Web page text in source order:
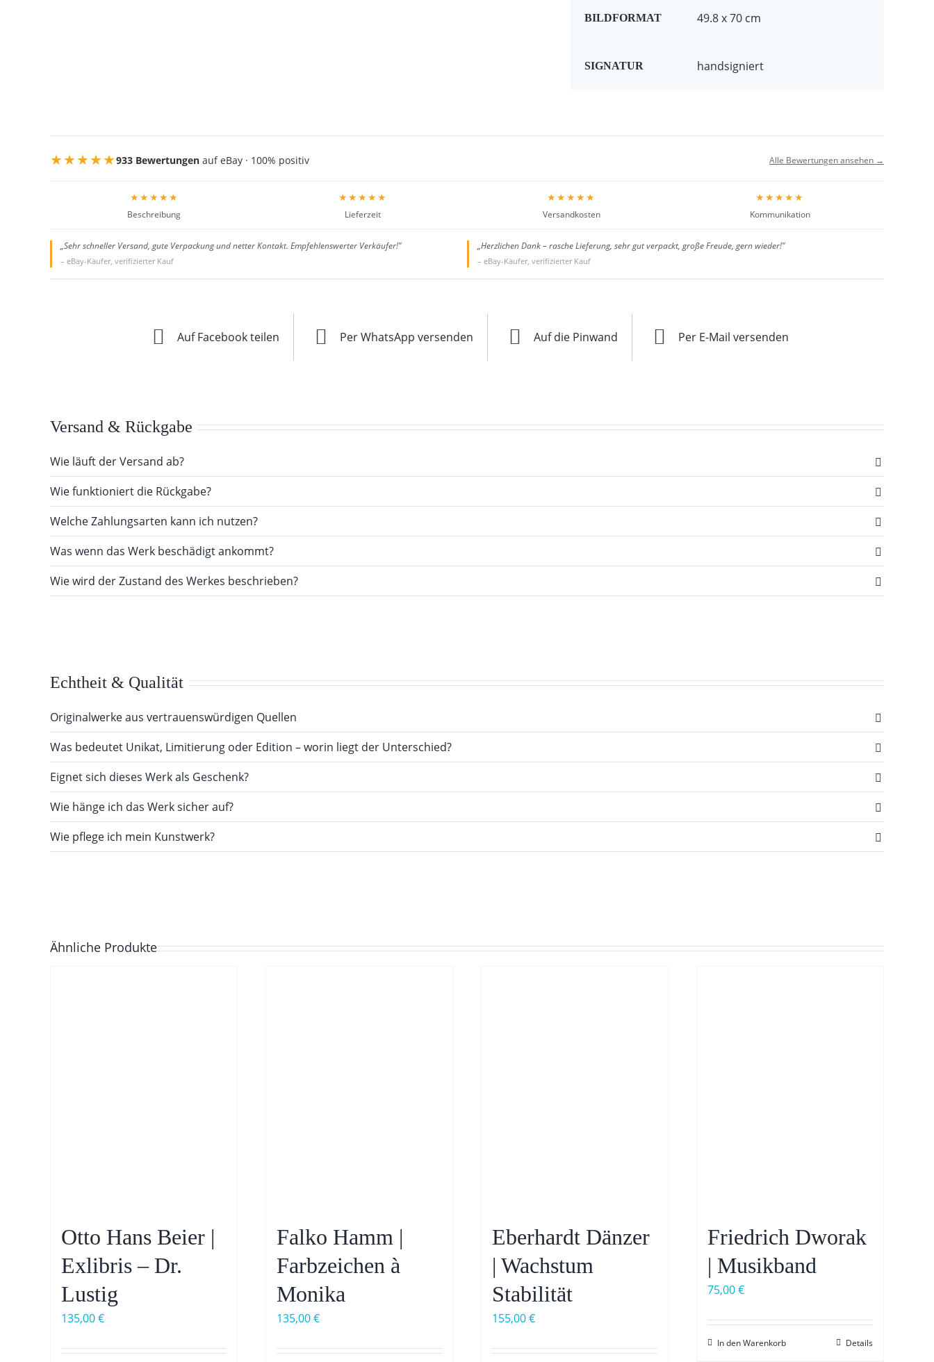
BILDFORMAT 49.8 x 70 cm
SIGNATUR handsigniert
★★★★★933 Bewertungenauf eBay · 100% positiv Alle Bewertungen ansehen →
★★★★★
Beschreibung
★★★★★
Lieferzeit
★★★★★
Versandkosten
★★★★★
Kommunikation
„Sehr schneller Versand, gute Verpackung und netter Kontakt. Empfehlenswerter Verkäufer!"
– eBay-Käufer, verifizierter Kauf
„Herzlichen Dank – rasche Lieferung, sehr gut verpackt, große Freude, gern wieder!"
– eBay-Käufer, verifizierter Kauf
Auf Facebook teilen Per WhatsApp versenden Auf die Pinwand Per E-Mail versenden
Versand & Rückgabe
Wie läuft der Versand ab?
Wie funktioniert die Rückgabe?
Welche Zahlungsarten kann ich nutzen?
Was wenn das Werk beschädigt ankommt?
Wie wird der Zustand des Werkes beschrieben?
Echtheit & Qualität
Originalwerke aus vertrauenswürdigen Quellen
Was bedeutet Unikat, Limitierung oder Edition – worin liegt der Unterschied?
Eignet sich dieses Werk als Geschenk?
Wie hänge ich das Werk sicher auf?
Wie pflege ich mein Kunstwerk?
Ähnliche Produkte
Otto Hans Beier |
Exlibris – Dr.
Lustig
135,00€
Falko Hamm |
Farbzeichen à
Monika
135,00€
Eberhardt Dänzer
| Wachstum
Stabilität
155,00€
Friedrich Dworak
| Musikband
75,00€
In den Warenkorb Details